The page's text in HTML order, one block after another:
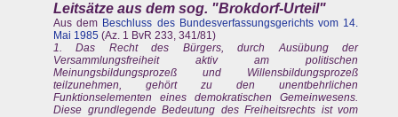
Leitsätze aus dem sog. "Brokdorf-Urteil"
Aus dem Beschluss des Bundesverfassungsgerichts vom 14.
Mai 1985 (Az. 1 BvR 233, 341/81)
1. Das Recht des Bürgers, durch Ausübung der
Versammlungsfreiheit aktiv am politischen
Meinungsbildungsprozeß und Willensbildungsprozeß
teilzunehmen, gehört zu den unentbehrlichen
Funktionselementen eines demokratischen Gemeinwesens.
Diese grundlegende Bedeutung des Freiheitsrechts ist vom